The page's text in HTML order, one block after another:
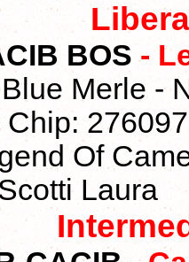
BOS -
Merle -
Of
Laura